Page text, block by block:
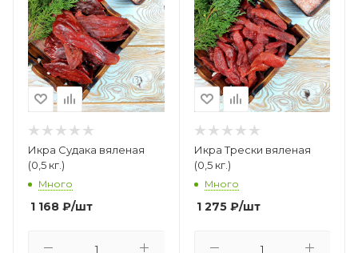
Икра Судака вяленая
(0,5 кг.)
Много
1 168 ₽/шт
Икра Трески вяленая
(0,5 кг.)
Много
1 275₽/шт